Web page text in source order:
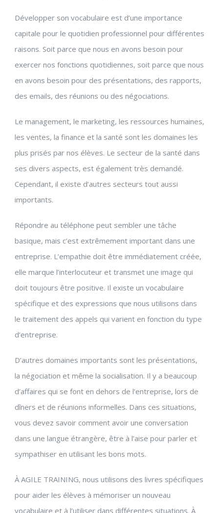
Développer son vocabulaire est d’une importance
capitale pour le quotidien professionnel pour différentes
raisons. Soit parce que nous en avons besoin pour
exercer nos fonctions quotidiennes, soit parce que nous
en avons besoin pour des présentations, des rapports,
des emails, des réunions ou des négociations.
Le management, le marketing, les ressources humaines,
les ventes, la finance et la santé sont les domaines les
plus prisés par nos élèves. Le secteur de la santé dans
ses divers aspects, est également très demandé.
Cependant, il existe d’autres secteurs tout aussi
importants.
Répondre au téléphone peut sembler une tâche
basique, mais c’est extrêmement important dans une
entreprise. L’empathie doit être immédiatement créée,
elle marque l’interlocuteur et transmet une image qui
doit toujours être positive. Il existe un vocabulaire
spécifique et des expressions que nous utilisons dans
le traitement des appels qui varient en fonction du type
d’entreprise.
D’autres domaines importants sont les présentations,
la négociation et même la socialisation. Il y a beaucoup
d’affaires qui se font en dehors de l’entreprise, lors de
dîners et de réunions informelles. Dans ces situations,
vous devez savoir comment avoir une conversation
dans une langue étrangère, être à l’aise pour parler et
sympathiser en utilisant les bons mots.
À AGILE TRAINING, nous utilisons des livres spécifiques
pour aider les élèves à mémoriser un nouveau
vocabulaire et à l’utiliser dans différentes situations. À